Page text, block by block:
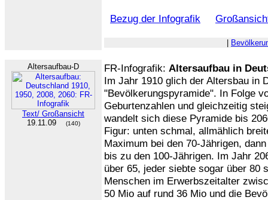
Bezug der Infografik
Altersaufbau-D
Text/ Großansicht
19.11.09
(140)
FR-Infografik: Altersaufbau in
Im Jahr 1910 glich der Altersbau in
"Bevölkerungspyramide". In Folge
Geburtenzahlen und gleichzeitig
wandelt sich diese Pyramide bis
Figur: unten schmal, allmählich
Maximum bei den 70-Jährigen,
bis zu den 100-Jährigen. Im Jahr
über 65, jeder siebte sogar über 80
Menschen im Erwerbszeitalter
50 Mio auf rund 36 Mio und die